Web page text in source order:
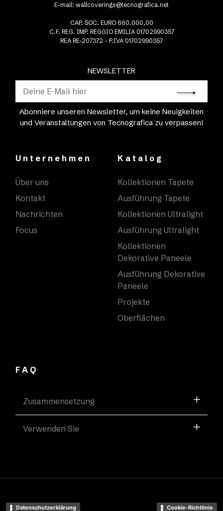
NEWSLETTER
Abonniere unseren Newsletter, um keine Neuigkeiten
und Veranstaltungen von Tecnografica zu verpassen!
E-mail: wallcoverings@tecnografica.net
CAP. SOC. EURO 660.000,00
C.F. REG. IMP. REGGIO EMILIA 01702990357
REA RE-207372 - P.IVA 01702990357
Unternehmen
Über uns
Kontakt
Nachrichten
Focus
Katalog
Kollektionen Tapete
Ausführung Tapete
Kollektionen Ultralight
Ausführung Ultralight
Kollektionen
Dekorative Paneele
Ausführung Dekorative
Paneele
Projekte
Oberflächen
FAQ
Zusammensetzung
Verwenden Sie
Datenschutzerklärung Cookie-Richtlinie